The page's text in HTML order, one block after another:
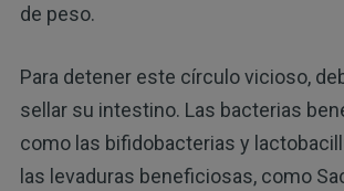
de peso.
Para detener este círculo vicioso,
sellar su intestino. Las bacterias
como las bifidobacterias y
las levaduras beneficiosas, como